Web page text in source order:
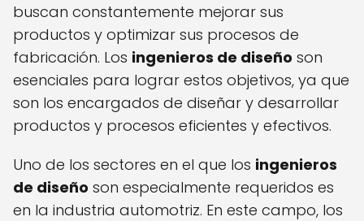
buscan constantemente mejorar sus
productos y optimizar sus procesos de
fabricación. Los ingenieros de diseño son
esenciales para lograr estos objetivos, ya que
son los encargados de diseñar y desarrollar
productos y procesos eficientes y efectivos.
Uno de los sectores en el que los ingenieros
de diseño son especialmente requeridos es
en la industria automotriz. En este campo, los